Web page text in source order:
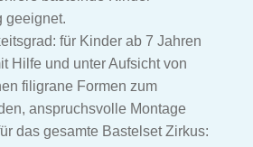
geeignet.
für Kinder ab 7 Jahren
Hilfe und unter Aufsicht von
filigrane Formen zum
anspruchsvolle Montage
das gesamte Bastelset Zirkus: